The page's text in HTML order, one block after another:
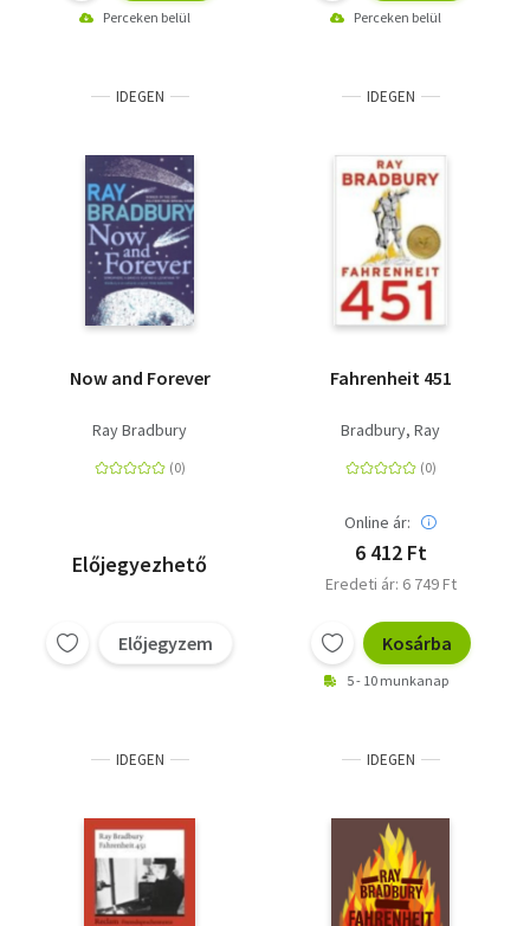
Perceken belül Perceken belül
IDEGEN
Now and Forever
Ray Bradbury
Előjegyezhető
Előjegyzem
IDEGEN
Fahrenheit 451
Bradbury, Ray
Online ár:
6 412 Ft
Eredeti ár: 6 749 Ft
Kosárba
5 - 10 munkanap
IDEGEN IDEGEN